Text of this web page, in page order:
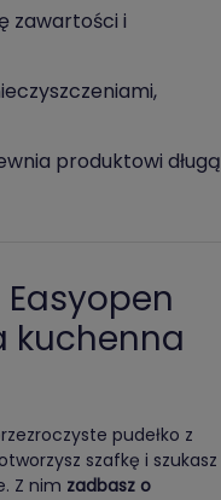
zawartości i
produktowi długą
kuchenna
pudełko z
szafkę i szukasz
Z nim zadbasz o